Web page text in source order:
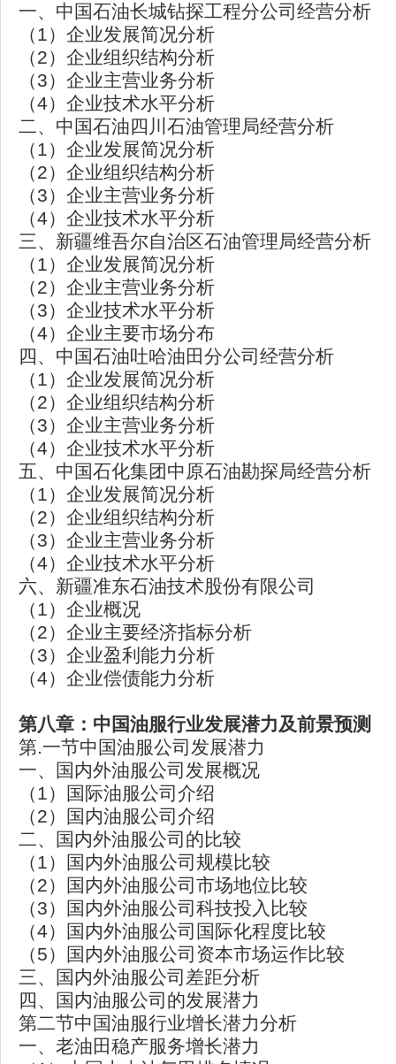
一、中国石油长城钻探工程分公司经营分析
（1）企业发展简况分析
（2）企业组织结构分析
（3）企业主营业务分析
（4）企业技术水平分析
二、中国石油四川石油管理局经营分析
（1）企业发展简况分析
（2）企业组织结构分析
（3）企业主营业务分析
（4）企业技术水平分析
三、新疆维吾尔自治区石油管理局经营分析
（1）企业发展简况分析
（2）企业主营业务分析
（3）企业技术水平分析
（4）企业主要市场分布
四、中国石油吐哈油田分公司经营分析
（1）企业发展简况分析
（2）企业组织结构分析
（3）企业主营业务分析
（4）企业技术水平分析
五、中国石化集团中原石油勘探局经营分析
（1）企业发展简况分析
（2）企业组织结构分析
（3）企业主营业务分析
（4）企业技术水平分析
六、新疆准东石油技术股份有限公司
（1）企业概况
（2）企业主要经济指标分析
（3）企业盈利能力分析
（4）企业偿债能力分析
第八章：中国油服行业发展潜力及前景预测
第.一节中国油服公司发展潜力
一、国内外油服公司发展概况
（1）国际油服公司介绍
（2）国内油服公司介绍
二、国内外油服公司的比较
（1）国内外油服公司规模比较
（2）国内外油服公司市场地位比较
（3）国内外油服公司科技投入比较
（4）国内外油服公司国际化程度比较
（5）国内外油服公司资本市场运作比较
三、国内外油服公司差距分析
四、国内油服公司的发展潜力
第二节中国油服行业增长潜力分析
一、老油田稳产服务增长潜力